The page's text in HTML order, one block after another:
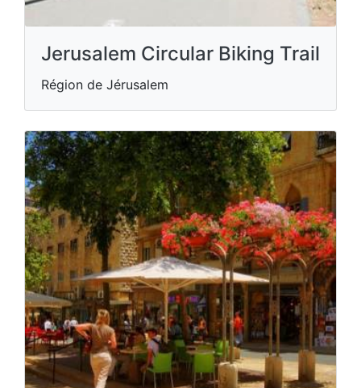
Jerusalem Circular Biking Trail
Région de Jérusalem